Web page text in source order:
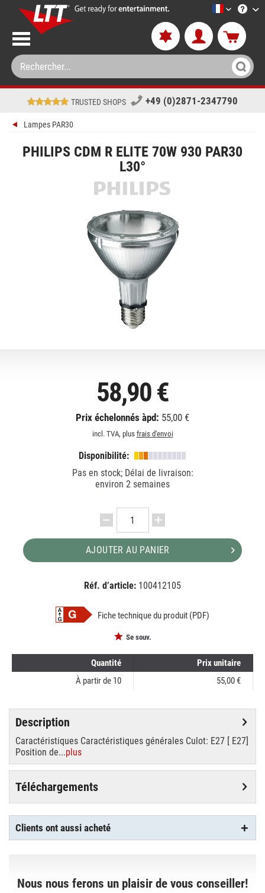
LTT-
TRUSTED SHOPS +49 (0)2871-2347790
Lampes PAR30
PHILIPS CDM R ELITE 70W 930 PAR30
L30°
58,90 €
Prix échelonnés àpd: 55,00 €
incl. TVA, plus frais d'envoi
Disponibilité:
Pas en stock; Délai de livraison:
environ 2 semaines
AJOUTER AU PANIER
Réf. d’article: 100412105
Fiche technique du produit (PDF)
Se souv.
Quantité
Prix unitaire
À partir de 10 55,00 €
Description
Caractéristiques Caractéristiques générales Culot: E27 [ E27]
Position de...plus
Téléchargements
Clients ont aussi acheté
Nous nous ferons un plaisir de vous conseiller!